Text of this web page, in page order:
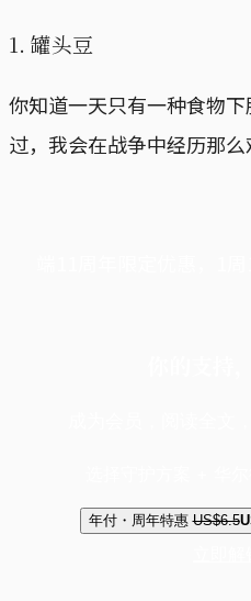
1. 罐头豆
你知道一天只有一种食物
过，我会在战争中经历那么
年付・周年特惠 US$6.5